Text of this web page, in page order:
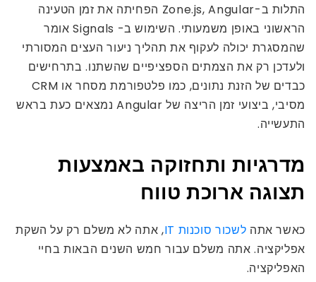
התלות ב-Zone.js, Angular הפחיתה את זמן הטעינה
הראשוני באופן משמעותי. השימוש ב- Signals אומר
שהמסגרת יכולה לעקוף את תהליך ניעור העצים המסורתי
ולעדכן רק את הצמתים הספציפיים שהשתנו. בתרחישים
כבדים של הזנת נתונים, כמו פלטפורמת מסחר או CRM
מסיבי, ביצועי זמן הריצה של Angular נמצאים כעת בראש
התעשייה.
מדרגיות ותחזוקה באמצעות
תצוגה ארוכת טווח
כאשר אתה לשכור סוכנות IT
, אתה לא משלם רק על השקת
אפליקציה. אתה משלם עבור חמש השנים הבאות בחיי
האפליקציה.